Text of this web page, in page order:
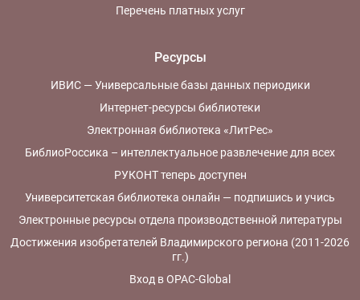
Перечень платных услуг
Ресурсы
ИВИС — Универсальные базы данных периодики
Интернет-ресурсы библиотеки
Электронная библиотека «ЛитРес»
БиблиоРоссика – интеллектуальное развлечение для всех
РУКОНТ теперь доступен
Университетская библиотека онлайн — подпишись и учись
Электронные ресурсы отдела производственной литературы
Достижения изобретателей Владимирского региона (2011-2026
гг.)
Вход в OPAC-Global